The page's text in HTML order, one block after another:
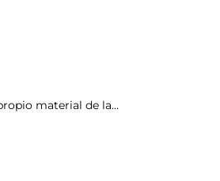
material de la…